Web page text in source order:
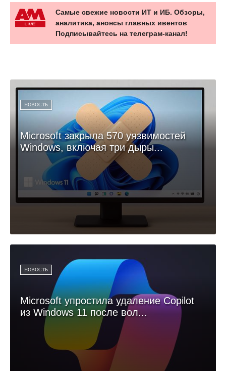
Самые свежие новости ИТ и ИБ. Обзоры,
аналитика, анонсы главных ивентов
Подписывайтесь на телеграм-канал!
НОВОСТЬ
Microsoft закрыла 570 уязвимостей
Windows, включая три дыры...
НОВОСТЬ
Microsoft упростила удаление Copilot
из Windows 11 после вол...